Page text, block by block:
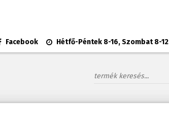
Facebook Hétfő-Péntek 8-16, Szombat 8-12